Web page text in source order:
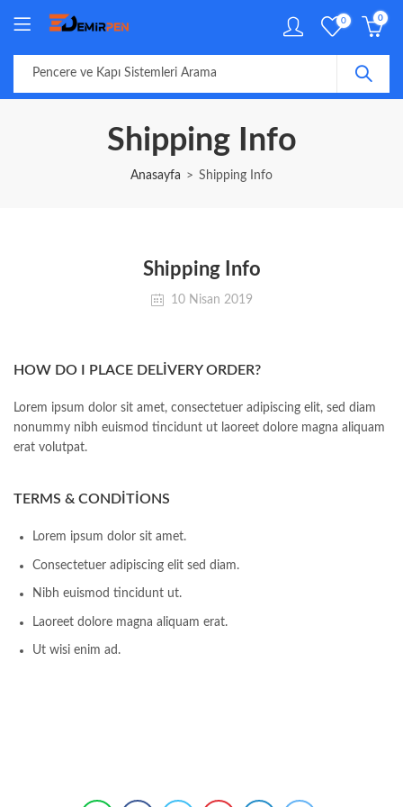
0 0
Shipping Info
Anasayfa Shipping Info
Shipping Info
10 Nisan 2019
HOW DO I PLACE DELIVERY ORDER?
Lorem ipsum dolor sit amet, consectetuer adipiscing elit, sed diam
nonummy nibh euismod tincidunt ut laoreet dolore magna aliquam
erat volutpat.
TERMS & CONDITIONS
Lorem ipsum dolor sit amet.
Consectetuer adipiscing elit sed diam.
Nibh euismod tincidunt ut.
Laoreet dolore magna aliquam erat.
Ut wisi enim ad.